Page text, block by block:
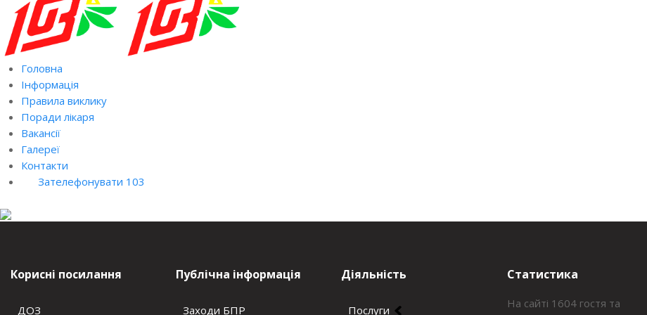
Головна
Інформація
Правила виклику
Поради лікаря
Вакансії
Галереї
Контакти
Зателефонувати 103
Корисні посилання
ДОЗ
Публічна інформація
Заходи БПР
Діяльність
Послуги
Статистика
На сайті 1604 гостя та